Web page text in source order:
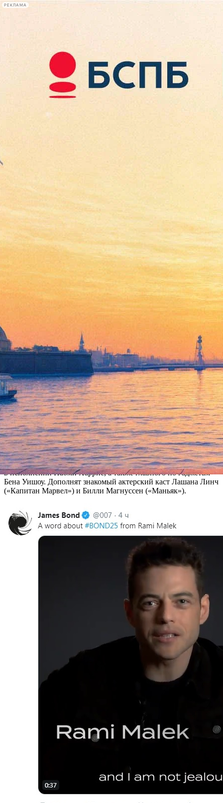
РЕКЛАМА
Сегодня:
2026.08.07
10:07
Афиша Plus
Объявлен актерский состав
нового фильма о Джеймсе
Бонде
Версия для печати
актер Рами Малек («Богемская рапсодия»)
сыграет в новой картине бондианы. Он исполнит роль
главного злодея, сообщили 25 апреля продюсеры и артисты
картины. Они провели трансляцию из «Золотого глаза» —
дома на Ямайке, где писатель Ян Флеминг создал романы о
суперагенте. Раскрылись и другие подробности о ленте,
например, то, что у нее пока нет названия.
Роль Бонда в пятый досталась Дэниэлу Крэйгу. Но не только
он покажется знаком зрителям. Из прошлых фильмов мы
узнаем руководителя MI-6 Рэйфа Файнса, агента ЦРУ
Джеффри Райта, психолога Лею Сейду, секретаря Манипенни
в исполнении Наоми Харрис, а также главного по гаджетам
Бена Уишоу. Дополнят знакомый актерский каст Лашана Линч
(«Капитан Марвел») и Билли Магнуссен («Маньяк»).